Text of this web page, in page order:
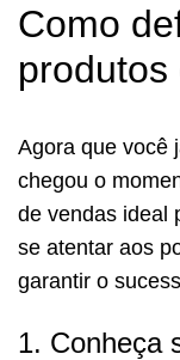
Como
produtos
Agora que você
chegou o
de vendas ideal
se atentar aos
garantir o
1. Conheça